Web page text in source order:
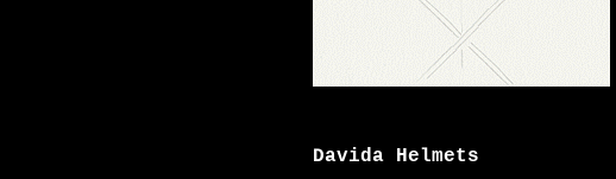
Davida Helmets